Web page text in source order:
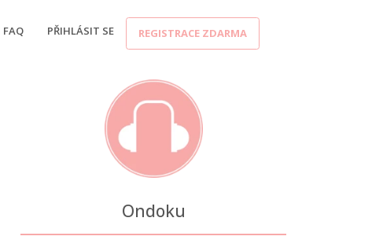
FAQ PŘIHLÁSIT SE REGISTRACE ZDARMA
Ondoku